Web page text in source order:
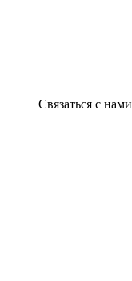
Связаться с нами